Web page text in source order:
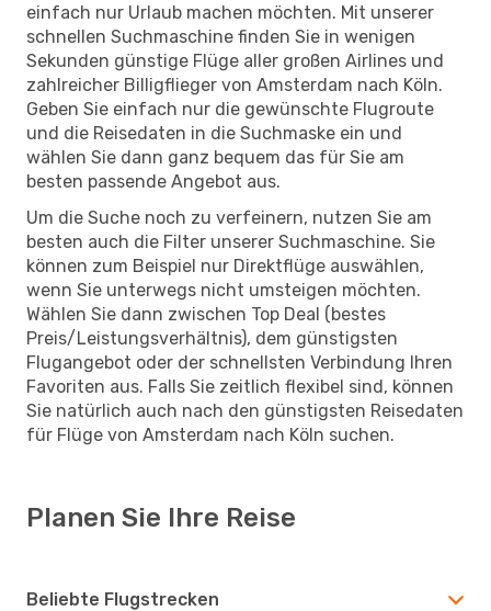
einfach nur Urlaub machen möchten. Mit unserer
schnellen Suchmaschine finden Sie in wenigen
Sekunden günstige Flüge aller großen Airlines und
zahlreicher Billigflieger von Amsterdam nach Köln.
Geben Sie einfach nur die gewünschte Flugroute
und die Reisedaten in die Suchmaske ein und
wählen Sie dann ganz bequem das für Sie am
besten passende Angebot aus.
Um die Suche noch zu verfeinern, nutzen Sie am
besten auch die Filter unserer Suchmaschine. Sie
können zum Beispiel nur Direktflüge auswählen,
wenn Sie unterwegs nicht umsteigen möchten.
Wählen Sie dann zwischen Top Deal (bestes
Preis/Leistungsverhältnis), dem günstigsten
Flugangebot oder der schnellsten Verbindung Ihren
Favoriten aus. Falls Sie zeitlich flexibel sind, können
Sie natürlich auch nach den günstigsten Reisedaten
für Flüge von Amsterdam nach Köln suchen.
Planen Sie Ihre Reise
Beliebte Flugstrecken